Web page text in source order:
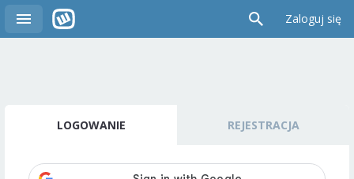
Zaloguj się
LOGOWANIE REJESTRACJA